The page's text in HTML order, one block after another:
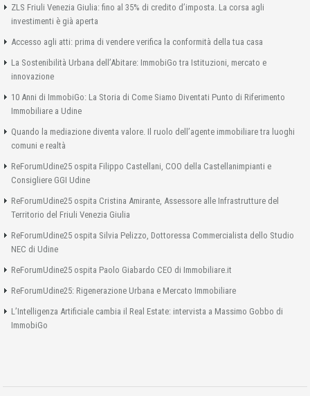
ZLS Friuli Venezia Giulia: fino al 35% di credito d’imposta. La corsa agli
investimenti è già aperta
Accesso agli atti: prima di vendere verifica la conformità della tua casa
La Sostenibilità Urbana dell’Abitare: ImmobiGo tra Istituzioni, mercato e
innovazione
10 Anni di ImmobiGo: La Storia di Come Siamo Diventati Punto di Riferimento
Immobiliare a Udine
Quando la mediazione diventa valore. Il ruolo dell’agente immobiliare tra luoghi
comuni e realtà
ReForumUdine25 ospita Filippo Castellani, COO della Castellanimpianti e
Consigliere GGI Udine
ReForumUdine25 ospita Cristina Amirante, Assessore alle Infrastrutture del
Territorio del Friuli Venezia Giulia
ReForumUdine25 ospita Silvia Pelizzo, Dottoressa Commercialista dello Studio
NEC di Udine
ReForumUdine25 ospita Paolo Giabardo CEO di Immobiliare.it
ReForumUdine25: Rigenerazione Urbana e Mercato Immobiliare
L’Intelligenza Artificiale cambia il Real Estate: intervista a Massimo Gobbo di
ImmobiGo